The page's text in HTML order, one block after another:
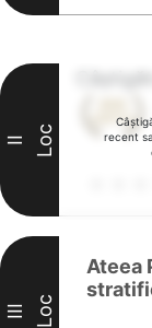
recent
II Loc
III Loc
Ateea